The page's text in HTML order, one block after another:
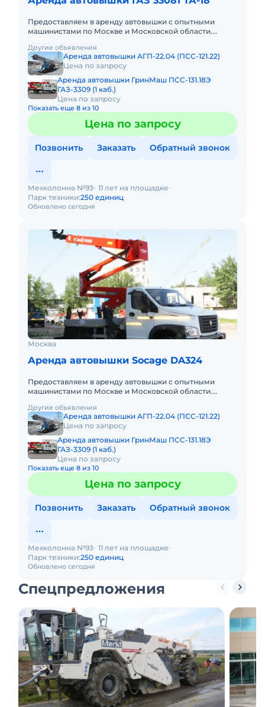
Предоставляем в аренду автовышки с опытными
машинистами по Москве и Московской области.
(почасовой, посменный) При
Другие объявления
Аренда автовышки АГП-22.04 (ПСС-121.22)
Цена по запросу
Аренда автовышки ГринМаш ПСС-131.18Э
ГАЗ-3309 (1 каб.)
Цена по запросу
Показать еще 8 из 10
Цена по запросу
Позвонить Заказать Обратный звонок
Обновлено сегодня
Мехколонна №93 11 лет на площадке
Парк техники:250 единиц
Москва
Аренда автовышки Socage DA324
Предоставляем в аренду автовышки с опытными
машинистами по Москве и Московской области.
(почасовой, посменный) При
Другие объявления
Аренда автовышки АГП-22.04 (ПСС-121.22)
Цена по запросу
Аренда автовышки ГринМаш ПСС-131.18Э
ГАЗ-3309 (1 каб.)
Цена по запросу
Показать еще 8 из 10
Цена по запросу
Позвонить Заказать Обратный звонок
Обновлено сегодня
Мехколонна №93 11 лет на площадке
Парк техники:250 единиц
Спецпредложения